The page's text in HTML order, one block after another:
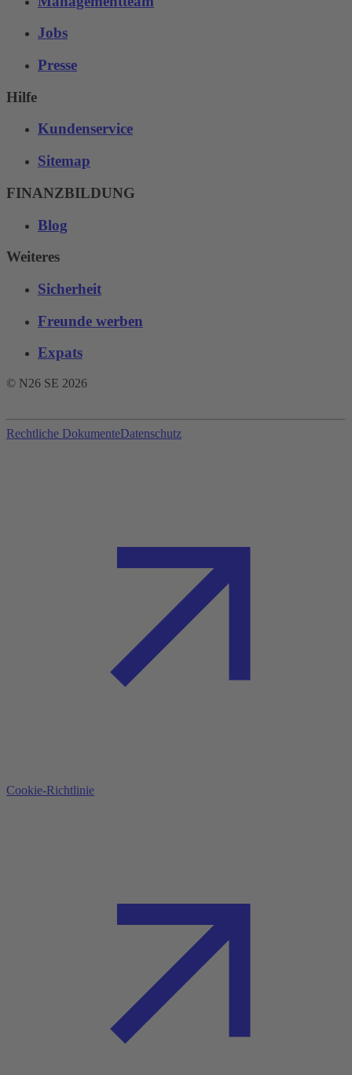
Jobs
Presse
Hilfe
Kundenservice
Sitemap
FINANZBILDUNG
Blog
Weiteres
Sicherheit
Freunde werben
Expats
© N26 SE 2026
Rechtliche DokumenteDatenschutz
Cookie-Richtlinie